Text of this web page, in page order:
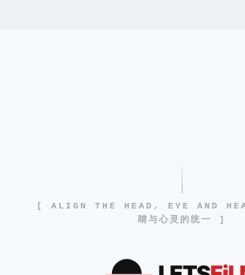
[ ALIGN THE HEAD, EYE AND
睛与心灵的统一 ]